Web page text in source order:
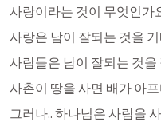
사랑이라는 것이 무엇인가
사랑은 남이 잘되는 것을
사람들은 남이 잘되는 것을
사촌이 땅을 사면 배가 아
그러나.. 하나님은 사람을